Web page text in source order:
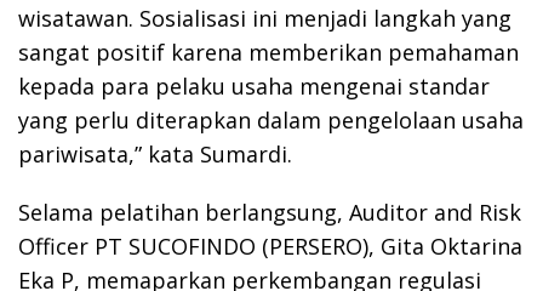
wisatawan. Sosialisasi ini menjadi langkah yang
sangat positif karena memberikan pemahaman
kepada para pelaku usaha mengenai standar
yang perlu diterapkan dalam pengelolaan usaha
pariwisata,” kata Sumardi.
Selama pelatihan berlangsung, Auditor and Risk
Officer PT SUCOFINDO (PERSERO), Gita Oktarina
Eka P, memaparkan perkembangan regulasi